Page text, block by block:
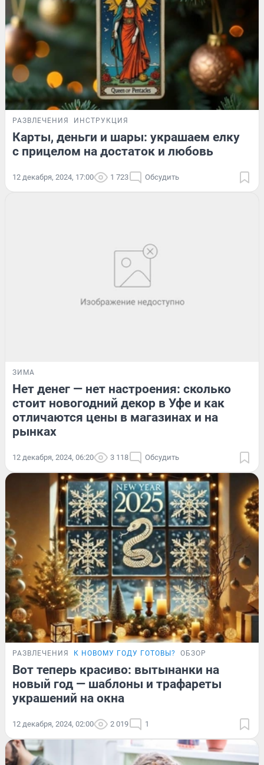
РАЗВЛЕЧЕНИЯ ИНСТРУКЦИЯ
Карты, деньги и шары: украшаем елку
с прицелом на достаток и любовь
12 декабря, 2024, 17:00 1 723 Обсудить
ЗИМА
Нет денег — нет настроения: сколько
стоит новогодний декор в Уфе и как
отличаются цены в магазинах и на
рынках
12 декабря, 2024, 06:20 3 118 Обсудить
РАЗВЛЕЧЕНИЯ К НОВОМУ ГОДУ ГОТОВЫ? ОБЗОР
Вот теперь красиво: вытынанки на
новый год — шаблоны и трафареты
украшений на окна
12 декабря, 2024, 02:00 2 019 1